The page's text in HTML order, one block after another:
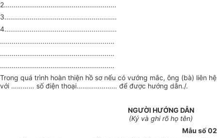
2..........................................................
3..........................................................
4..........................................................
...........................................................
...........................................................
...........................................................
Trong quá trình hoàn thiện hồ sơ nếu có vướng mắc, ông (bà) liên hệ
với ………… số điện thoại………………… để được hướng dẫn./.
NGƯỜI HƯỚNG DẪN
(Ký và ghi rõ họ tên)
Mẫu số 02